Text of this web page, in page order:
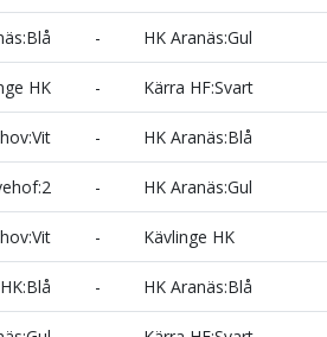
- HK Aranäs:Gul
HK - Kärra HF:Svart
- HK Aranäs:Blå
- HK Aranäs:Gul
- Kävlinge HK
- HK Aranäs:Blå